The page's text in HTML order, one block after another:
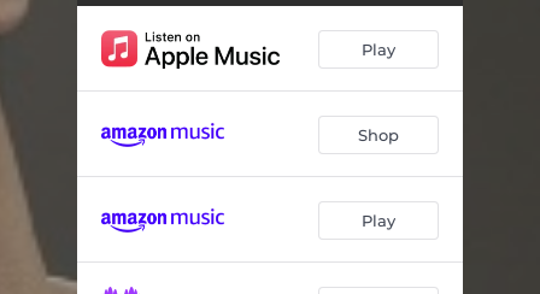
Le fantôme 03:15
Une peau nouvelle 04:43
La Chanson du micro 04:00
Blindé
Play
Shop
Play